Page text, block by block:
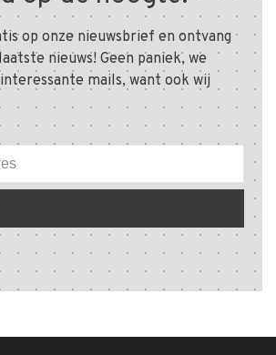
op onze nieuwsbrief en ontvang
nieuws! Geen paniek, we
mails, want ook wij